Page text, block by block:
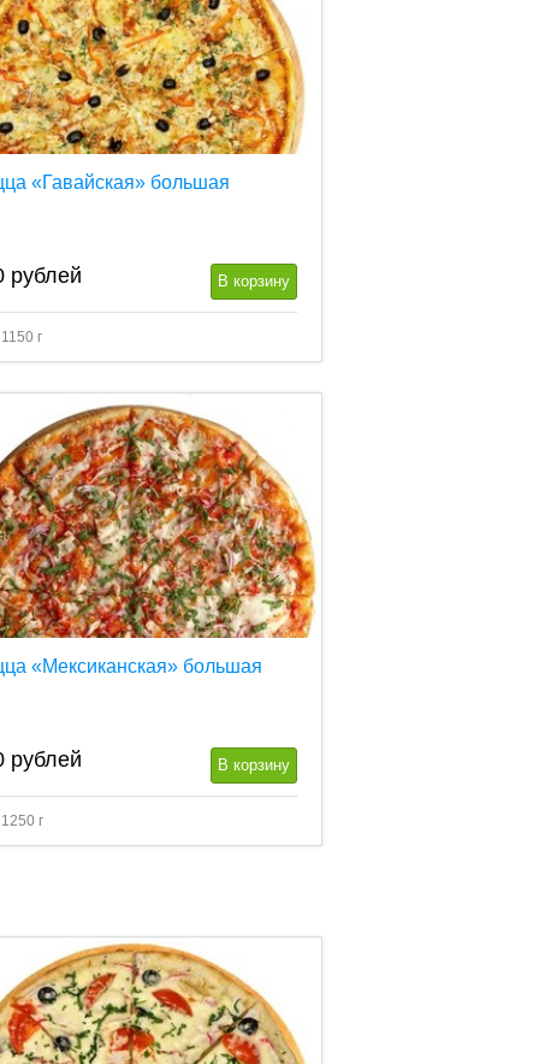
«Гавайская» большая
рублей В корзину
г
«Мексиканская» большая
рублей В корзину
г